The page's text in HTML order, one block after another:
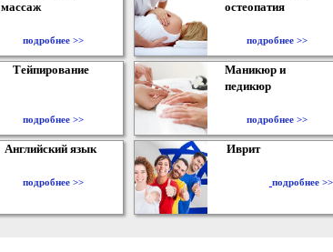
массаж
подробнее >>
остеопатия
подробнее >>
Тейпирование
подробнее >>
Маникюр и
педикюр
подробнее >>
Английский язык
подробнее >>
Иврит
подробнее >>